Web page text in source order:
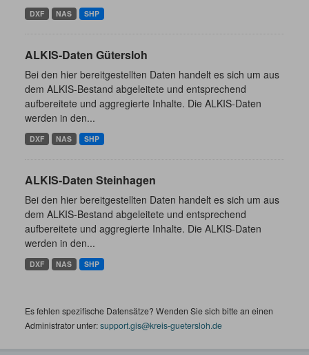
DXF NAS SHP
ALKIS-Daten Gütersloh
Bei den hier bereitgestellten Daten handelt es sich um aus
dem ALKIS-Bestand abgeleitete und entsprechend
aufbereitete und aggregierte Inhalte. Die ALKIS-Daten
werden in den...
DXF NAS SHP
ALKIS-Daten Steinhagen
Bei den hier bereitgestellten Daten handelt es sich um aus
dem ALKIS-Bestand abgeleitete und entsprechend
aufbereitete und aggregierte Inhalte. Die ALKIS-Daten
werden in den...
DXF NAS SHP
Es fehlen spezifische Datensätze? Wenden Sie sich bitte an einen
Administrator unter:support.gis@kreis-guetersloh.de